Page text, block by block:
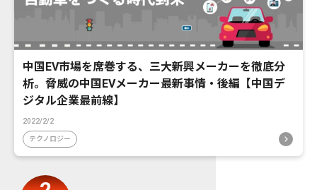
中国EV市場を席巻する、三大新興メーカーを徹底分
析。脅威の中国EVメーカー最新事情・後編【中国デ
ジタル企業最前線】
2022/2/2
テクノロジー